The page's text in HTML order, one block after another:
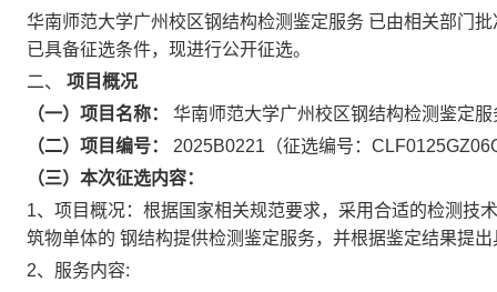
华南师范大学广州校区钢结构检测鉴定服务 已由相关部门
已具备征选条件，现进行公开征选。
二、 项目概况
（一）项目名称： 华南师范大学广州校区钢结构检测鉴定服
（二）项目编号： 2025B0221（征选编号：
（三）本次征选内容：
1、项目概况：根据国家相关规范要求，采用合适的检测技
筑物单体的 钢结构提供检测鉴定服务，并根据鉴定结果提
2、服务内容: